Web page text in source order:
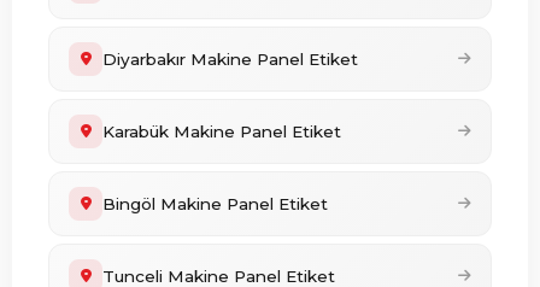
Diyarbakır Makine Panel Etiket
Karabük Makine Panel Etiket
Bingöl Makine Panel Etiket
Tunceli Makine Panel Etiket